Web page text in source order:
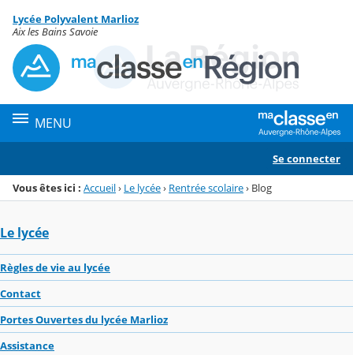
Menu de la rubrique
Contenu
Lycée Polyvalent Marlioz
Aix les Bains Savoie
MENU
Se connecter
Vous êtes ici : Accueil› Le lycée› Rentrée scolaire› Blog
Le lycée
Règles de vie au lycée
Contact
Portes Ouvertes du lycée Marlioz
Assistance